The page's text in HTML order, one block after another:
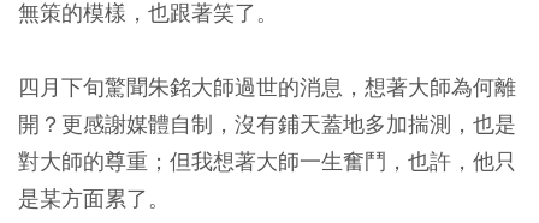
無策的模樣，也跟著笑了。
四月下旬驚聞朱銘大師過世的消息，想著大師為何離
開？更感謝媒體自制，沒有鋪天蓋地多加揣測，也是
對大師的尊重；但我想著大師一生奮鬥，也許，他只
是某方面累了。